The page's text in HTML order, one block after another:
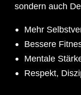
sondern auch
Mehr
Bessere
Mentale
Respekt,